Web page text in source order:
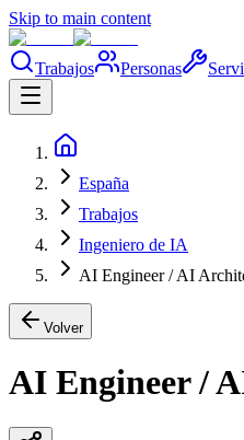
Skip to main content
Trabajos Personas
España
Trabajos
Ingeniero de IA
AI Engineer / AI
Volver
AI Engineer /